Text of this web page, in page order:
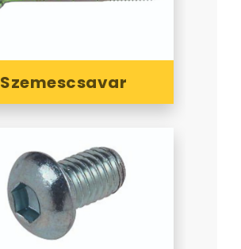
Szemescsavar